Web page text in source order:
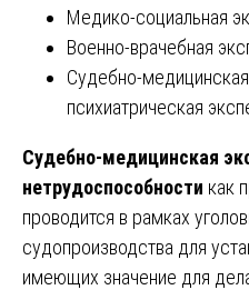
Медико-социальная
Военно-врачебная
Судебно-
психиатрическая
Судебно-медицинская
нетрудоспособности как
проводится в рамках
судопроизводства для
имеющих значение для